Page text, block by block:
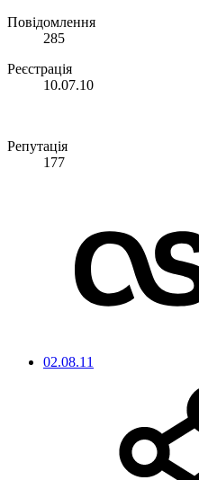
Повідомлення
285
Реєстрація
10.07.10
Репутація
177
02.08.11